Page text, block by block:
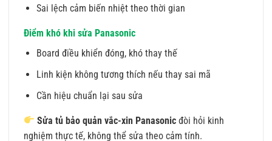
Sai lệch cảm biến nhiệt theo thời gian
Điểm khó khi sửa Panasonic
Board điều khiển đóng, khó thay thế
Linh kiện không tương thích nếu thay sai mã
Cần hiệu chuẩn lại sau sửa
Sửa tủ bảo quản vắc-xin Panasonic đòi hỏi kinh
nghiệm thực tế, không thể sửa theo cảm tính.